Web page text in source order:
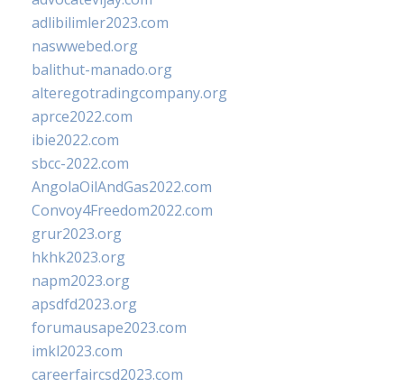
adlibilimler2023.com
naswwebed.org
balithut-manado.org
alteregotradingcompany.org
aprce2022.com
ibie2022.com
sbcc-2022.com
AngolaOilAndGas2022.com
Convoy4Freedom2022.com
grur2023.org
hkhk2023.org
napm2023.org
apsdfd2023.org
forumausape2023.com
imkl2023.com
careerfaircsd2023.com